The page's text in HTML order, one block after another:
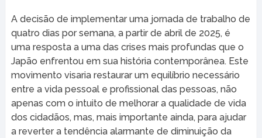
A decisão de implementar uma jornada de trabalho de
quatro dias por semana, a partir de abril de 2025, é
uma resposta a uma das crises mais profundas que o
Japão enfrentou em sua história contemporânea. Este
movimento visaria restaurar um equilíbrio necessário
entre a vida pessoal e profissional das pessoas, não
apenas com o intuito de melhorar a qualidade de vida
dos cidadãos, mas, mais importante ainda, para ajudar
a reverter a tendência alarmante de diminuição da